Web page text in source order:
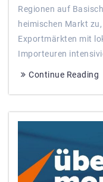
Regionen auf
heimischen Markt
Exportmärkten mit
Importeuren
Continue Reading